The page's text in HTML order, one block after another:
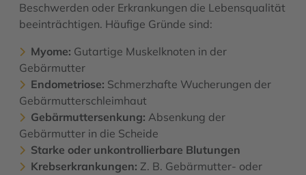
Beschwerden oder Erkrankungen die Lebensqualität
beeinträchtigen. Häufige Gründe sind:
Myome: Gutartige Muskelknoten in der
Gebärmutter
Endometriose: Schmerzhafte Wucherungen der
Gebärmutterschleimhaut
Gebärmuttersenkung: Absenkung der
Gebärmutter in die Scheide
Starke oder unkontrollierbare Blutungen
Krebserkrankungen: Z. B. Gebärmutter- oder